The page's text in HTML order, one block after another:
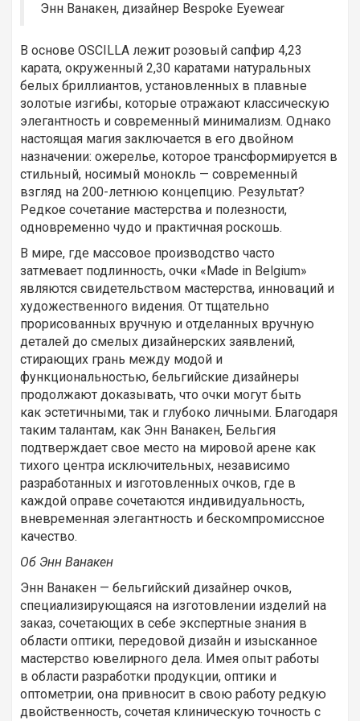
Энн Ванакен, дизайнер Bespoke Eyewear
В основе OSCILLA лежит розовый сапфир 4,23
карата, окруженный 2,30 каратами натуральных
белых бриллиантов, установленных в плавные
золотые изгибы, которые отражают классическую
элегантность и современный минимализм. Однако
настоящая магия заключается в его двойном
назначении: ожерелье, которое трансформируется в
стильный, носимый монокль — современный
взгляд на 200-летнюю концепцию. Результат?
Редкое сочетание мастерства и полезности,
одновременно чудо и практичная роскошь.
В мире, где массовое производство часто
затмевает подлинность, очки «Made in Belgium»
являются свидетельством мастерства, инноваций и
художественного видения. От тщательно
прорисованных вручную и отделанных вручную
деталей до смелых дизайнерских заявлений,
стирающих грань между модой и
функциональностью, бельгийские дизайнеры
продолжают доказывать, что очки могут быть
как эстетичными, так и глубоко личными. Благодаря
таким талантам, как Энн Ванакен, Бельгия
подтверждает свое место на мировой арене как
тихого центра исключительных, независимо
разработанных и изготовленных очков, где в
каждой оправе сочетаются индивидуальность,
вневременная элегантность и бескомпромиссное
качество.
Об Энн Ванакен
Энн Ванакен — бельгийский дизайнер очков,
специализирующаяся на изготовлении изделий на
заказ, сочетающих в себе экспертные знания в
области оптики, передовой дизайн и изысканное
мастерство ювелирного дела. Имея опыт работы
в области разработки продукции, оптики и
оптометрии, она привносит в свою работу редкую
двойственность, сочетая клиническую точность с